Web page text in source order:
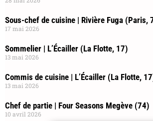
Sous-chef de cuisine | Rivière Fuga (Paris,
17 mai 2026
Sommelier | L’Écailler (La Flotte, 17)
13 mai 2026
Commis de cuisine | L’Écailler (La Flotte,
13 mai 2026
Chef de partie | Four Seasons Megève (74)
10 avril 2026